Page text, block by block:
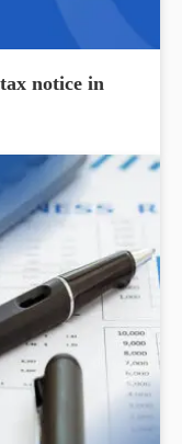
notice in